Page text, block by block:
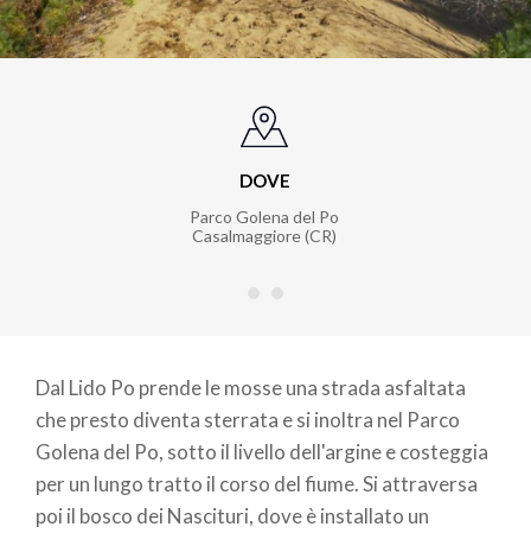
DOVE
Parco Golena del Po
Casalmaggiore (CR)
Dal Lido Po prende le mosse una strada asfaltata
che presto diventa sterrata e si inoltra nel Parco
Golena del Po, sotto il livello dell'argine e costeggia
per un lungo tratto il corso del fiume. Si attraversa
poi il bosco dei Nascituri, dove è installato un